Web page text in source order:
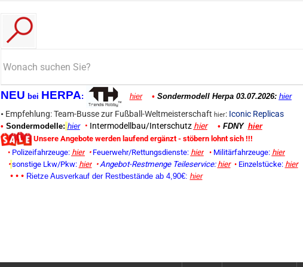
NEU bei HERPA: hier • Sondermodell Herpa 03.07.2026: hier
• Empfehlung: Team-Busse zur Fußball-Weltmeisterschaft hier: Iconic Replicas
• Sondermodelle: hier • Intermodellbau/Interschutz hier • FDNY hier
Unsere Angebote werden laufend ergänzt - stöbern lohnt sich !!!
•Polizeifahrzeuge: hier • Feuerwehr/Rettungsdienste: hier • Militärfahrzeuge: hier
• sonstige Lkw/Pkw: hier • Angebot-Restmenge Teileservice: hier • Einzelstücke: hier
• • • Rietze Ausverkauf der Restbestände ab 4,90€: hier